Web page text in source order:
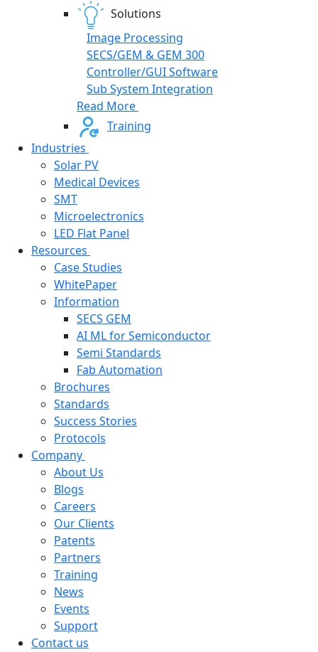
Solutions
Image Processing
SECS/GEM & GEM 300
Controller/GUI Software
Sub System Integration
Read More
Training
Industries
Solar PV
Medical Devices
SMT
Microelectronics
LED Flat Panel
Resources
Case Studies
WhitePaper
Information
SECS GEM
AI ML for Semiconductor
Semi Standards
Fab Automation
Brochures
Standards
Success Stories
Protocols
Company
About Us
Blogs
Careers
Our Clients
Patents
Partners
Training
News
Events
Support
Contact us